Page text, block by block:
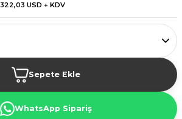
322,03 USD + KDV
Sepete Ekle
WhatsApp Sipariş